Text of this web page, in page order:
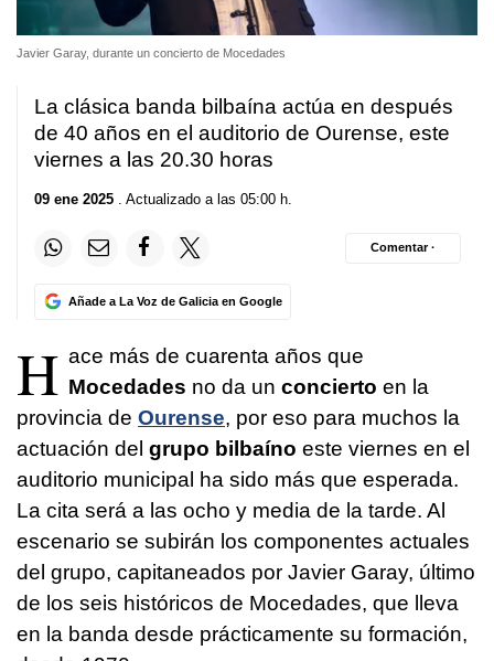
Javier Garay, durante un concierto de Mocedades
La clásica banda bilbaína actúa en después
de 40 años en el auditorio de Ourense, este
viernes a las 20.30 horas
09 ene 2025 . Actualizado a las 05:00 h.
Añade a La Voz de Galicia en Google
Comentar ·
H ace más de cuarenta años que
Mocedades no da un concierto en la
provincia de Ourense, por eso para muchos la
actuación del grupo bilbaíno este viernes en el
auditorio municipal ha sido más que esperada.
La cita será a las ocho y media de la tarde. Al
escenario se subirán los componentes actuales
del grupo, capitaneados por Javier Garay, último
de los seis históricos de Mocedades, que lleva
en la banda desde prácticamente su formación,